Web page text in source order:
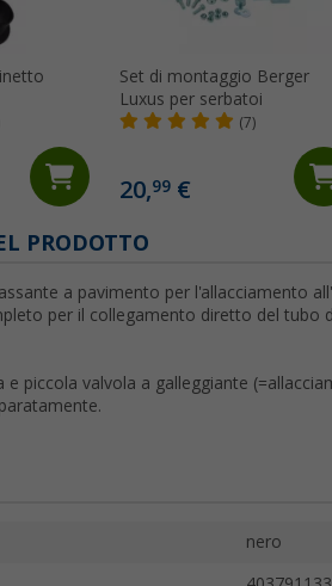
Set di montaggio Berger
Luxus per serbatoi
(7)
20,99 €
PRODOTTO
a pavimento per l'allacciamento
per il collegamento diretto del tubo
e piccola valvola a galleggiante
nero